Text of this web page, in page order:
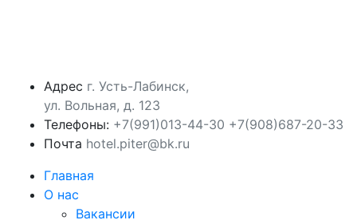
Адрес г. Усть-Лабинск,
ул. Вольная, д. 123
Телефоны: ‪+7(991)013-44-30‬ +7(908)687-20-33
Почта hotel.piter@bk.ru
Главная
О нас
Вакансии